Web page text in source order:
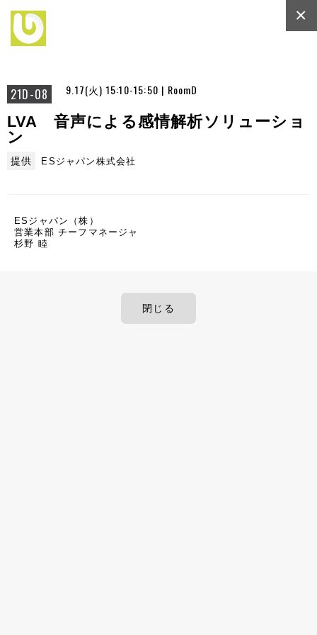
21D-08 9.17(火) 15:10-15:50 | RoomD
×
LVA 音声による感情解析ソリューショ
ン
提供 ESジャパン株式会社
ESジャパン（株）
営業本部 チーフマネージャ
杉野 睦
閉じる